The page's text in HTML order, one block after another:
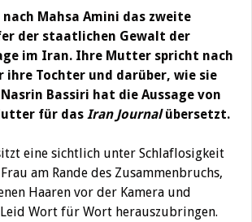
Mahsa Amini das zweite
der staatlichen Gewalt der
im Iran. Ihre Mutter spricht nach
ihre Tochter und darüber, wie sie
Bassiri hat die Aussage von
für das Iran Journalübersetzt.
eine sichtlich unter Schlaflosigkeit
am Rande des Zusammenbruchs,
Haaren vor der Kamera und
Wort für Wort herauszubringen.